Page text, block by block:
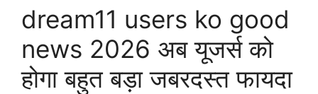
dream11 users ko good
news 2026 अब यूजर्स को
होगा बहुत बड़ा जबरदस्त फायदा